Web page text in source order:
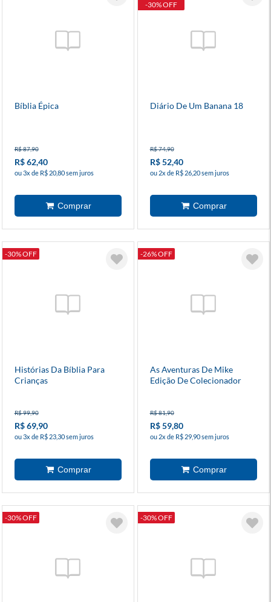
Bíblia Épica
R$ 87,90
R$ 62,40
ou 3x de R$ 20,80 sem juros
-30% OFF
Diário De Um Banana 18
R$ 74,90
R$ 52,40
ou 2x de R$ 26,20 sem juros
-30% OFF
Histórias Da Bíblia Para
Crianças
R$ 99,90
R$ 69,90
ou 3x de R$ 23,30 sem juros
-26% OFF
As Aventuras De Mike
Edição De Colecionador
R$ 81,90
R$ 59,80
ou 2x de R$ 29,90 sem juros
-30% OFF -30% OFF